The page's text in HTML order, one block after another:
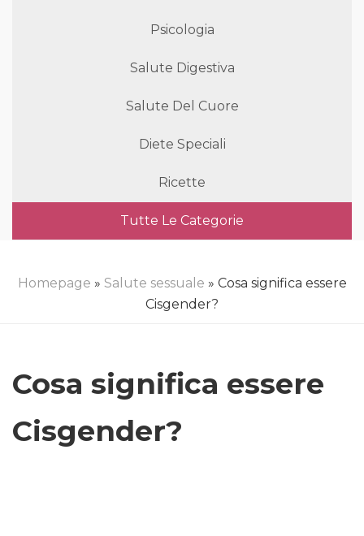
Psicologia
Salute Digestiva
Salute Del Cuore
Diete Speciali
Ricette
Tutte Le Categorie
Homepage » Salute sessuale » Cosa significa essere
Cisgender?
Cosa significa essere
Cisgender?